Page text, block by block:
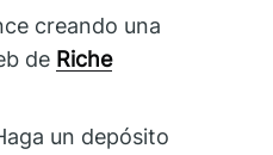
creando una
de Riche
un depósito